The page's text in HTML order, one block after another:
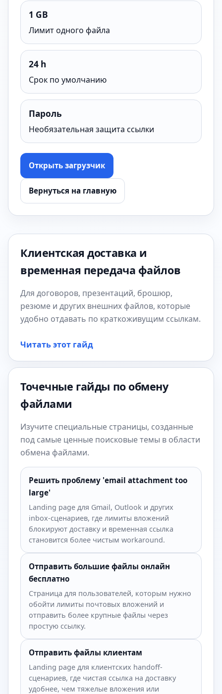
1 GB
Лимит одного файла
24 h
Срок по умолчанию
Пароль
Необязательная защита ссылки
Открыть загрузчик
Вернуться на главную
Клиентская доставка и
временная передача файлов
Для договоров, презентаций, брошюр,
резюме и других внешних файлов, которые
удобно отдавать по краткоживущим ссылкам.
Читать этот гайд
Точечные гайды по обмену
файлами
Изучите специальные страницы, созданные
под самые ценные поисковые темы в области
обмена файлами.
Решить проблему 'email attachment too
large'
Landing page для Gmail, Outlook и других
inbox-сценариев, где лимиты вложений
блокируют доставку и временная ссылка
становится более чистым workaround.
Отправить большие файлы онлайн
бесплатно
Страница для пользователей, которым нужно
обойти лимиты почтовых вложений и
отправить более крупные файлы через
простую ссылку.
Отправить файлы клиентам
Landing page для клиентских handoff-
сценариев, где чистая ссылка на доставку
удобнее, чем тяжелые вложения или